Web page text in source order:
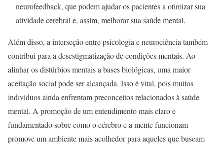
neurofeedback, que podem ajudar os pacientes a otimizar sua
atividade cerebral e, assim, melhorar sua saúde mental.
Além disso, a interseção entre psicologia e neurociência também
contribui para a desestigmatização de condições mentais. Ao
alinhar os distúrbios mentais a bases biológicas, uma maior
aceitação social pode ser alcançada. Isso é vital, pois muitos
indivíduos ainda enfrentam preconceitos relacionados à saúde
mental. A promoção de um entendimento mais claro e
fundamentado sobre como o cérebro e a mente funcionam
promove um ambiente mais acolhedor para aqueles que buscam